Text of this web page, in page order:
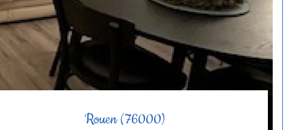
Rouen (76000)